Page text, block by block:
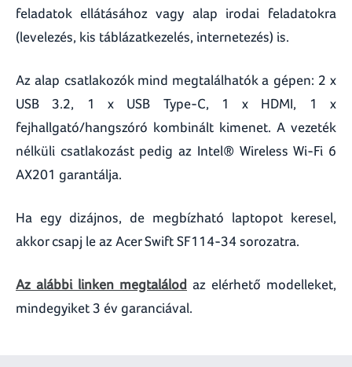
feladatok ellátásához vagy alap irodai feladatokra
(levelezés, kis táblázatkezelés, internetezés) is.
Az alap csatlakozók mind megtalálhatók a gépen: 2 x
USB 3.2, 1 x USB Type-C, 1 x HDMI, 1 x
fejhallgató/hangszóró kombinált kimenet. A vezeték
nélküli csatlakozást pedig az Intel® Wireless Wi-Fi 6
AX201 garantálja.
Ha egy dizájnos, de megbízható laptopot keresel,
akkor csapj le az Acer Swift SF114-34 sorozatra.
Az alábbi linken megtalálod az elérhető modelleket,
mindegyiket 3 év garanciával.